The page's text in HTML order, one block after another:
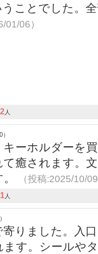
ことでした。
06）
2人
キーホルダーを
癒されます。
（投稿:2025/10/
1人
りました。入
す。シールや